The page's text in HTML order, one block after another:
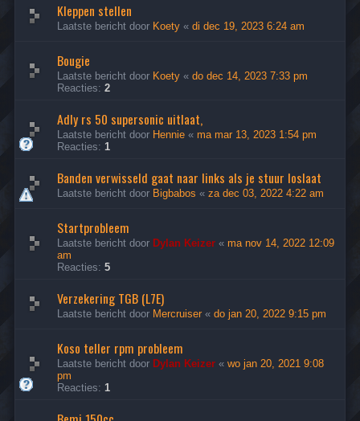
Kleppen stellen
Laatste bericht door Koety « di dec 19, 2023 6:24 am
Bougie
Laatste bericht door Koety « do dec 14, 2023 7:33 pm
Reacties: 2
Adly rs 50 supersonic uitlaat,
Laatste bericht door Hennie « ma mar 13, 2023 1:54 pm
Reacties: 1
Banden verwisseld gaat naar links als je stuur loslaat
Laatste bericht door Bigbabos « za dec 03, 2022 4:22 am
Startprobleem
Laatste bericht door Dylan Keizer « ma nov 14, 2022 12:09
am
Reacties: 5
Verzekering TGB (L7E)
Laatste bericht door Mercruiser « do jan 20, 2022 9:15 pm
Koso teller rpm probleem
Laatste bericht door Dylan Keizer « wo jan 20, 2021 9:08
pm
Reacties: 1